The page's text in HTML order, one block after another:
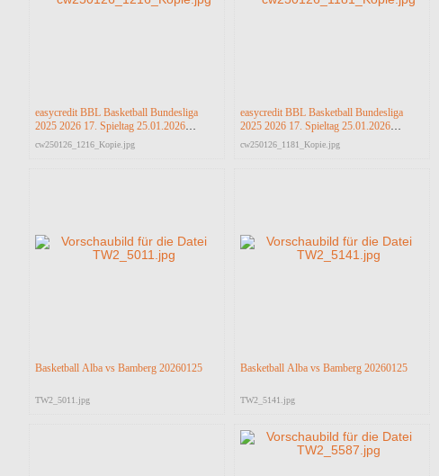
easycredit BBL Basketball Bundesliga
2025 2026 17. Spieltag 25.01.2026
Science City Jena vs RASTA Vechta
cw250126_1216_Kopie.jpg
easycredit BBL Basketball Bundesliga
2025 2026 17. Spieltag 25.01.2026
Science City Jena vs RASTA Vechta
cw250126_1181_Kopie.jpg
Basketball Alba vs Bamberg 20260125
TW2_5011.jpg
Basketball Alba vs Bamberg 20260125
TW2_5141.jpg